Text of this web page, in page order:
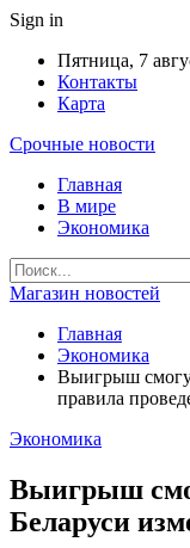
Sign in
Пятница, 7
Контакты
Карта
Срочные новости
Главная
В мире
Экономика
Магазин новостей
Главная
Экономика
Выигрыш
правила
Экономика
Выигрыш
Беларуси